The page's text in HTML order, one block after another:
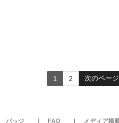
1 2 次のページ
バッジ FAQ メディア掲